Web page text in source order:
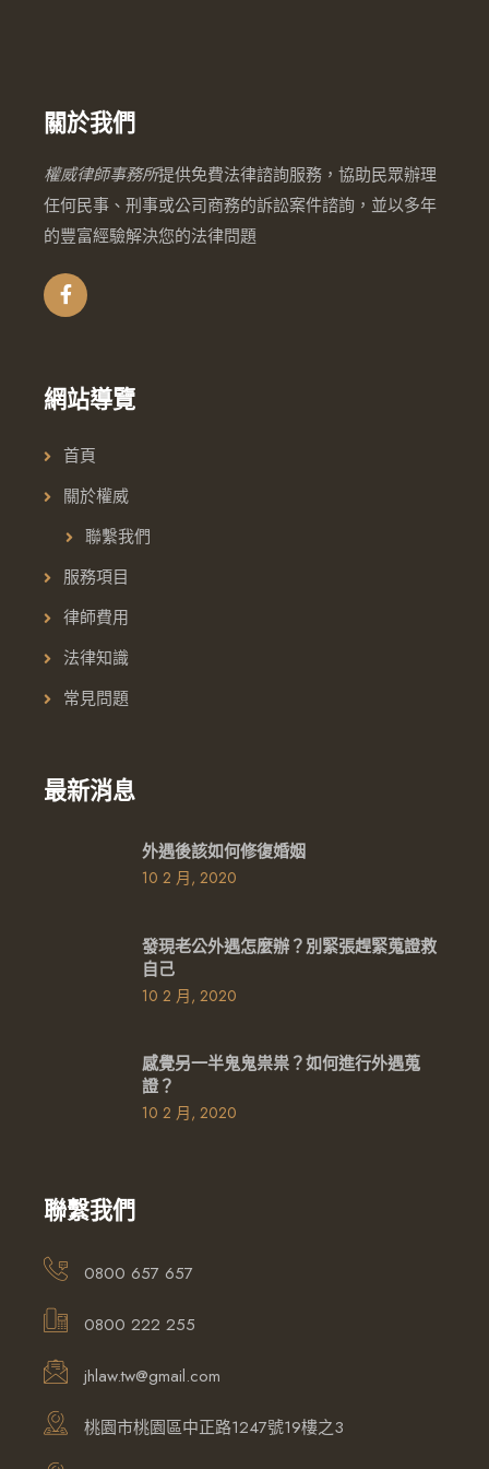
關於我們
權威律師事務所提供免費法律諮詢服務，協助民眾辦理
任何民事、刑事或公司商務的訴訟案件諮詢，並以多年
的豐富經驗解決您的法律問題
網站導覽
首頁
關於權威
聯繫我們
服務項目
律師費用
法律知識
常見問題
最新消息
外遇後該如何修復婚姻
10 2 月, 2020
發現老公外遇怎麼辦？別緊張趕緊蒐證救
自己
10 2 月, 2020
感覺另一半鬼鬼祟祟？如何進行外遇蒐
證？
10 2 月, 2020
聯繫我們
0800 657 657
0800 222 255
jhlaw.tw@gmail.com
桃園市桃園區中正路1247號19樓之3